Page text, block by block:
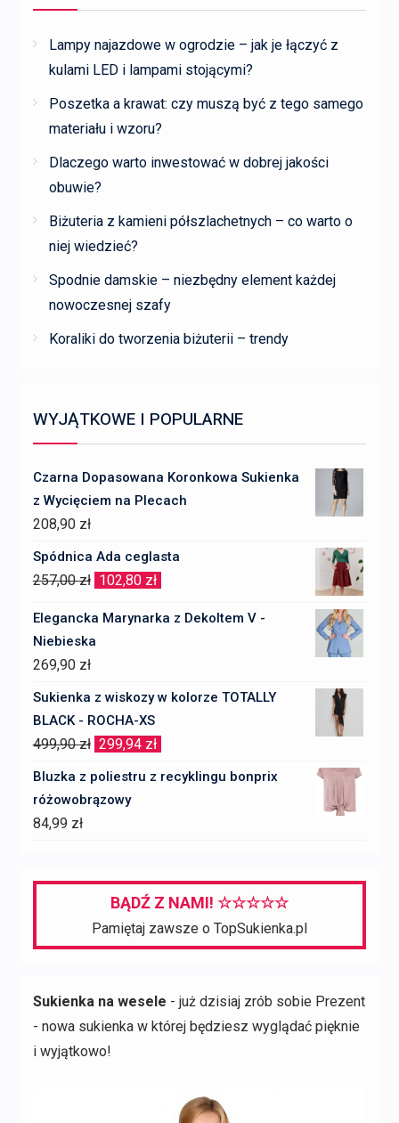
Lampy najazdowe w ogrodzie – jak je łączyć z
kulami LED i lampami stojącymi?
Poszetka a krawat: czy muszą być z tego samego
materiału i wzoru?
Dlaczego warto inwestować w dobrej jakości
obuwie?
Biżuteria z kamieni półszlachetnych – co warto o
niej wiedzieć?
Spodnie damskie – niezbędny element każdej
nowoczesnej szafy
Koraliki do tworzenia biżuterii – trendy
WYJĄTKOWE I POPULARNE
Czarna Dopasowana Koronkowa Sukienka
z Wycięciem na Plecach
208,90 zł
Spódnica Ada ceglasta
257,00zł Pierwotna
wynosiła:
102,80 zł
Elegancka Marynarka z Dekoltem V -
Niebieska
269,90 zł
Sukienka z wiskozy w kolorze TOTALLY
BLACK - ROCHA-XS
499,90zł Pierwotna
cena
wynosiła:
299,94 zł
cena
Bluzka z poliestru z recyklingu bonprix
różowobrązowy
84,99 zł
BĄDŹ Z NAMI! ☆☆☆☆☆
Pamiętaj zawsze o TopSukienka.pl
Sukienka na wesele - już dzisiaj zrób sobie Prezent
- nowa sukienka w której będziesz wyglądać pięknie
i wyjątkowo!